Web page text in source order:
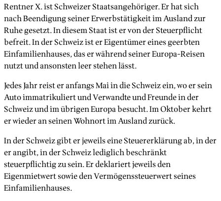
Rentner X. ist Schweizer Staatsangehöriger. Er hat sich
nach Beendigung seiner Erwerbstätigkeit im Ausland zur
Ruhe gesetzt. In diesem Staat ist er von der Steuerpflicht
befreit. In der Schweiz ist er Eigentümer eines geerbten
Einfamilienhauses, das er während seiner Europa-Reisen
nutzt und ansonsten leer stehen lässt.
Jedes Jahr reist er anfangs Mai in die Schweiz ein, wo er sein
Auto immatrikuliert und Verwandte und Freunde in der
Schweiz und im übrigen Europa besucht. Im Oktober kehrt
er wieder an seinen Wohnort im Ausland zurück.
In der Schweiz gibt er jeweils eine Steuererklärung ab, in der
er angibt, in der Schweiz lediglich beschränkt
steuerpflichtig zu sein. Er deklariert jeweils den
Eigenmietwert sowie den Vermögenssteuerwert seines
Einfamilienhauses.